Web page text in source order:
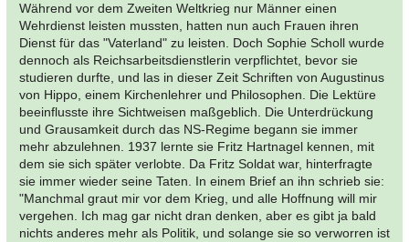
Während vor dem Zweiten Weltkrieg nur Männer einen
Wehrdienst leisten mussten, hatten nun auch Frauen ihren
Dienst für das "Vaterland" zu leisten. Doch Sophie Scholl wurde
dennoch als Reichsarbeitsdienstlerin verpflichtet, bevor sie
studieren durfte, und las in dieser Zeit Schriften von Augustinus
von Hippo, einem Kirchenlehrer und Philosophen. Die Lektüre
beeinflusste ihre Sichtweisen maßgeblich. Die Unterdrückung
und Grausamkeit durch das NS-Regime begann sie immer
mehr abzulehnen. 1937 lernte sie Fritz Hartnagel kennen, mit
dem sie sich später verlobte. Da Fritz Soldat war, hinterfragte
sie immer wieder seine Taten. In einem Brief an ihn schrieb sie:
"Manchmal graut mir vor dem Krieg, und alle Hoffnung will mir
vergehen. Ich mag gar nicht dran denken, aber es gibt ja bald
nichts anderes mehr als Politik, und solange sie so verworren ist